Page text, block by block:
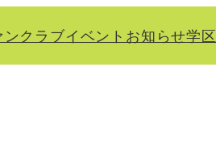
クラブイベント お知らせ学区